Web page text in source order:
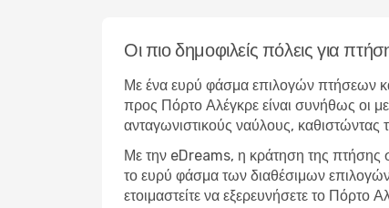
Οι πιο δημοφιλείς πόλεις για
Με ένα ευρύ φάσμα επιλογών πτήσεων
προς Πόρτο Αλέγκρε είναι συνήθως οι
ανταγωνιστικούς ναύλους, καθιστώντας
Με την eDreams, η κράτηση της πτήσης
το ευρύ φάσμα των διαθέσιμων επιλογών
ετοιμαστείτε να εξερευνήσετε το